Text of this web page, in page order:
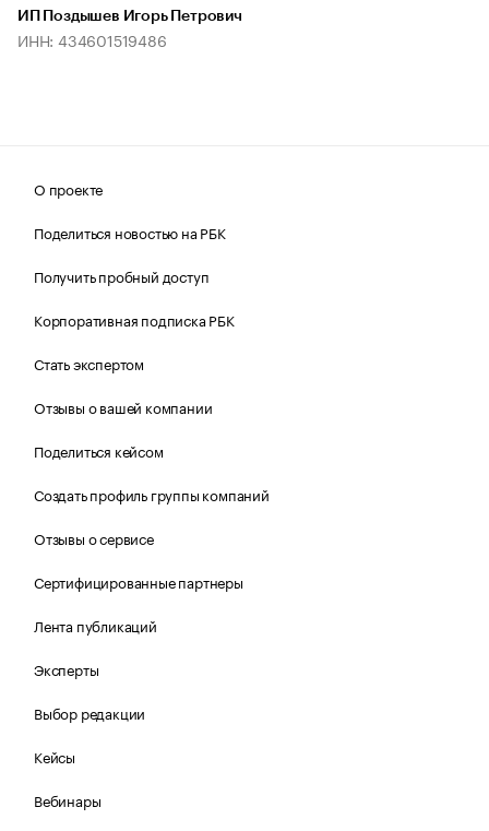
ИП Поздышев Игорь Петрович
ИНН: 434601519486
О проекте
Поделиться новостью на РБК
Получить пробный доступ
Корпоративная подписка РБК
Стать экспертом
Отзывы о вашей компании
Поделиться кейсом
Создать профиль группы компаний
Отзывы о сервисе
Сертифицированные партнеры
Лента публикаций
Эксперты
Выбор редакции
Кейсы
Вебинары